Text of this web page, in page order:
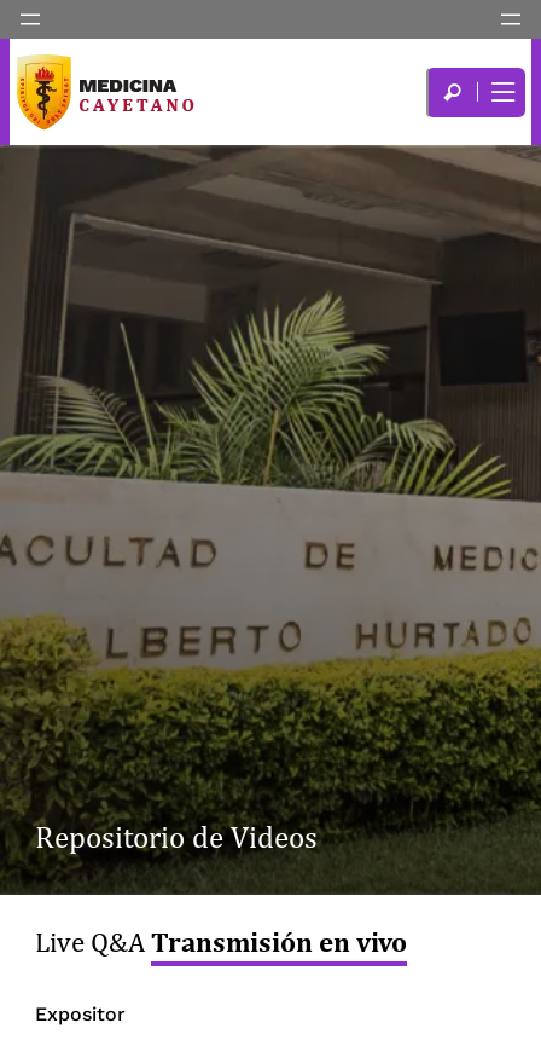
Repositorio de Videos
Live Q&ATransmisión en vivo
Expositor